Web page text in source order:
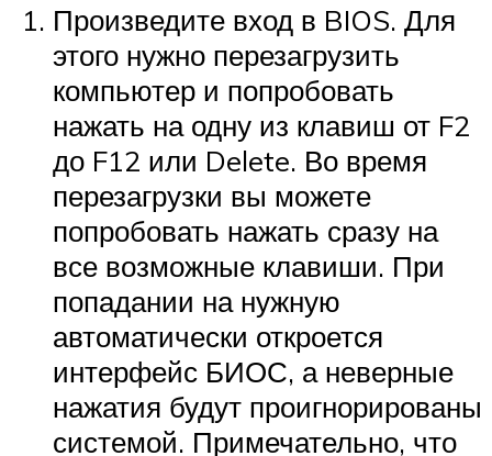
Произведите вход в BIOS. Для
этого нужно перезагрузить
компьютер и попробовать
нажать на одну из клавиш от F2
до F12 или Delete. Во время
перезагрузки вы можете
попробовать нажать сразу на
все возможные клавиши. При
попадании на нужную
автоматически откроется
интерфейс БИОС, а неверные
нажатия будут проигнорированы
системой. Примечательно, что